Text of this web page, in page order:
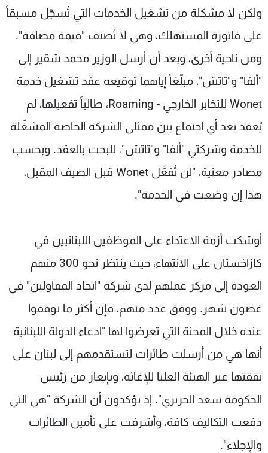
ولكن لا مشكلة من تشغيل الخدمات التي تُسجّل مسبقاً
على فاتورة المستهلك، وهي لا تُصنف "قيمة مضافة".
ومن ناحية أخرى، وبعد أن أرسل الوزير محمد شقير إلى
"ألفا" و"تاتش"، مبلّغاً إياهما توقيعه عقد تشغيل خدمة
Wonet للتخابر الخارجي - Roaming، طالباً تفعيلها، لم
يُعقد بعد أي اجتماع بين ممثلي الشركة الخاصة المشغّلة
للخدمة وشركتي "ألفا" و"تاتش"، للبحث بالعقد. وبحسب
مصادر معنية، "لن تُفعَّل Wonet قبل الصيف المقبل،
هذا إن وضعت في الخدمة".
أوشكت أزمة الاعتداء على الموظفين اللبنانيين في
كازاخستان على الانتهاء، حيث ينتظر نحو 300 منهم
العودة إلى مركز عملهم لدى شركة "اتحاد المقاولين" في
غضون شهر. ووفق عدد منهم، فإن أكثر ما توقفوا
عنده خلال المحنة التي تعرضوا لها "ادعاء الدولة اللبنانية
أنها هي من أرسلت طائرات لتستقدمهم إلى لبنان على
نفقتها عبر الهيئة العليا للإغاثة، وبإيعاز من رئيس
الحكومة سعد الحريري". إذ يؤكدون أن الشركة "هي التي
دفعت التكاليف كافة، وأشرفت على تأمين الطائرات
والإجلاء".